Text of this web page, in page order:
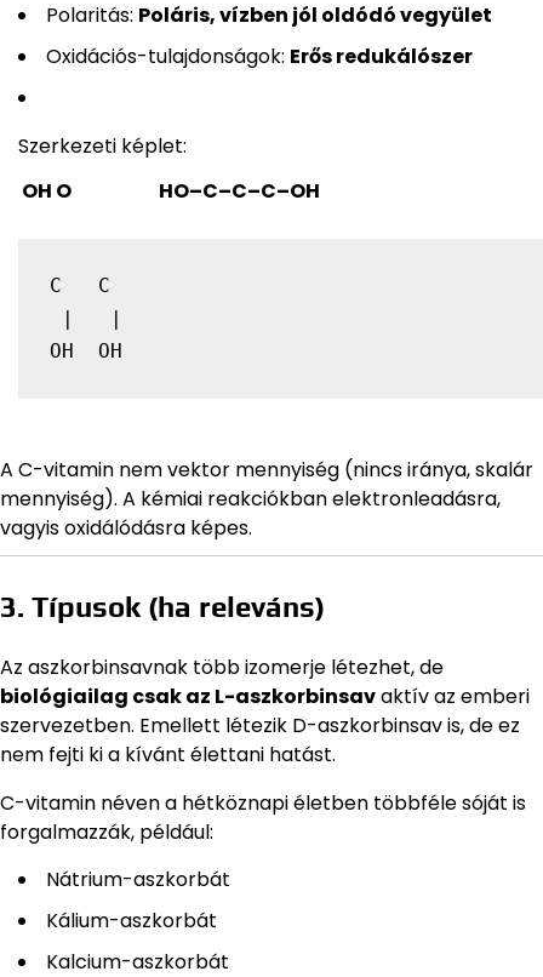
Polaritás: Poláris, vízben jól oldódó vegyület
Oxidációs-tulajdonságok: Erős redukálószer
Szerkezeti képlet:
OH O
HO–C–C–C–OH
C   C
|   |
OH  OH
A C-vitamin nem vektor mennyiség (nincs iránya, skalár
mennyiség). A kémiai reakciókban elektronleadásra,
vagyis oxidálódásra képes.
3. Típusok (ha releváns)
Az aszkorbinsavnak több izomerje létezhet, de
biológiailag csak az L-aszkorbinsavaktív az emberi
szervezetben. Emellett létezik D-aszkorbinsav is, de ez
nem fejti ki a kívánt élettani hatást.
C-vitamin néven a hétköznapi életben többféle sóját is
forgalmazzák, például:
Nátrium-aszkorbát
Kálium-aszkorbát
Kalcium-aszkorbát